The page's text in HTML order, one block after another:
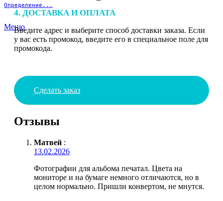
Определение...
Меню
4. ДОСТАВКА И ОПЛАТА
Введите адрес и выберите способ доставки заказа. Если
у вас есть промокод, введите его в специальное поле для
промокода.
Сделать заказ
Отзывы
Матвей :
13.02.2026
Фотографии для альбома печатал. Цвета на
мониторе и на бумаге немного отличаются, но в
целом нормально. Пришли конвертом, не мнутся.